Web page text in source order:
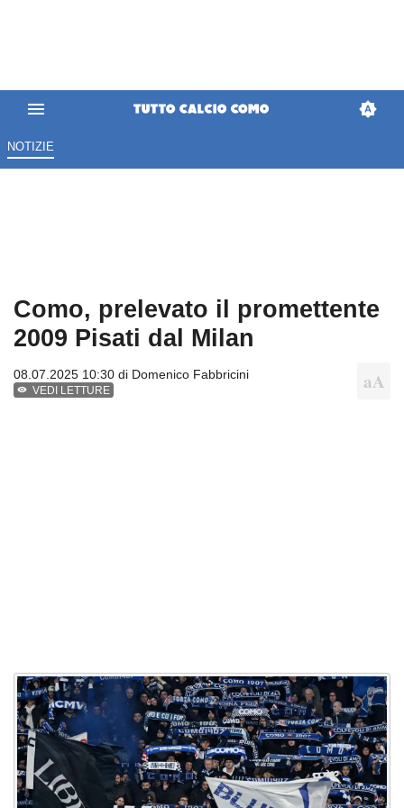
NOTIZIE
Como, prelevato il promettente
2009 Pisati dal Milan
08.07.2025 10:30 di Domenico Fabbricini
VEDI LETTURE